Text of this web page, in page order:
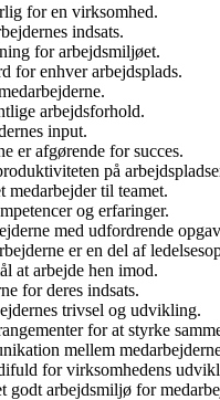
for en virksomhed.
indsats.
for arbejdsmiljøet.
for enhver arbejdsplads.
arbejdsforhold.
input.
er afgørende for succes.
på
medarbejder til teamet.
og erfaringer.
med udfordrende
er en del af
at arbejde hen imod.
for deres indsats.
trivsel og udvikling.
for at styrke
mellem
for virksomhedens
godt arbejdsmiljø for